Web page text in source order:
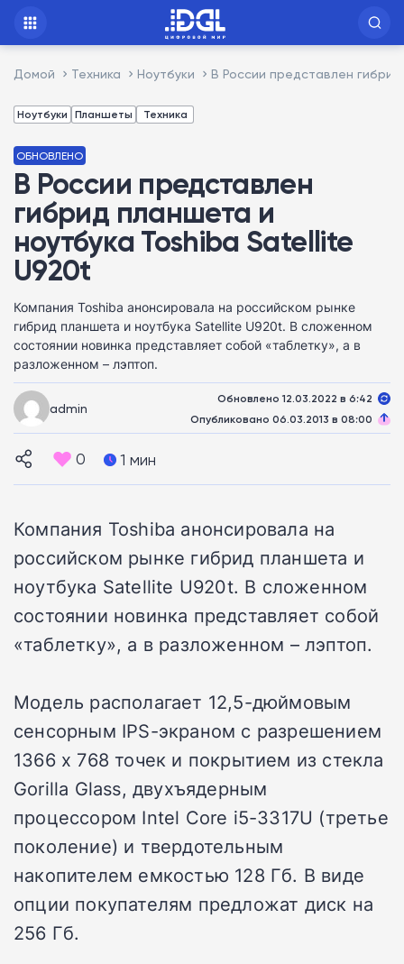
Домой Техника Ноутбуки В России представлен
Ноутбуки Планшеты Техника
ОБНОВЛЕНО
В России представлен
гибрид планшета и
ноутбука Toshiba Satellite
U920t
Компания Toshiba анонсировала на российском рынке
гибрид планшета и ноутбука Satellite U920t. В сложенном
состоянии новинка представляет собой «таблетку», а в
разложенном – лэптоп.
admin
Обновлено 12.03.2022 в 6:42
Опубликовано 06.03.2013 в 08:00
0 1 мин
Компания Toshiba анонсировала на
российском рынке гибрид планшета и
ноутбука Satellite U920t. В сложенном
состоянии новинка представляет собой
«таблетку», а в разложенном – лэптоп.
Модель располагает 12,5-дюймовым
сенсорным IPS-экраном с разрешением
1366 х 768 точек и покрытием из стекла
Gorilla Glass, двухъядерным
процессором Intel Core i5-3317U (третье
поколение) и твердотельным
накопителем емкостью 128 Гб. В виде
опции покупателям предложат диск на
256 Гб.